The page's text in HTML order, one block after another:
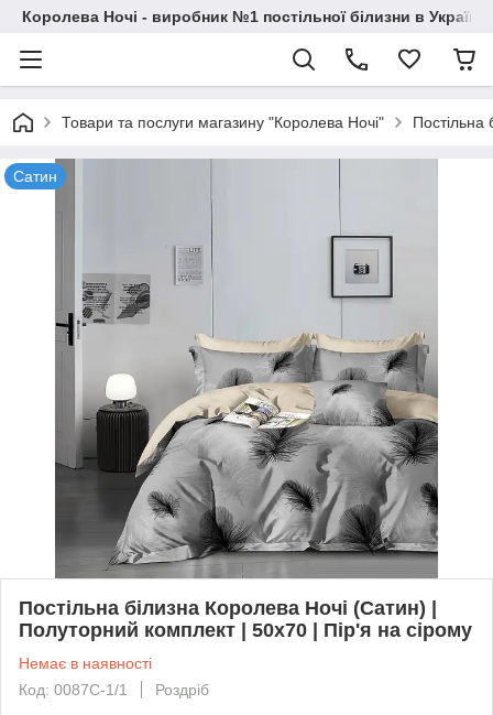
Королева Ночі - виробник №1 постільної білизни в Україні
Товари та послуги магазину "Королева Ночі" Постільна
Сатин
Постільна білизна Королева Ночі (Сатин) |
Полуторний комплект | 50х70 | Пір'я на сірому
Немає в наявності
Код: 0087С-1/1
Роздріб